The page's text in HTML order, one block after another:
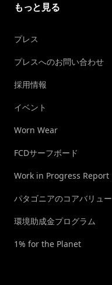
もっと見る
プレス
プレスへのお問い合わせ
採用情報
イベント
Worn Wear
FCDサーフボード
Work in Progress Report
パタゴニアのコアバリュー
環境助成金プログラム
1% for the Planet